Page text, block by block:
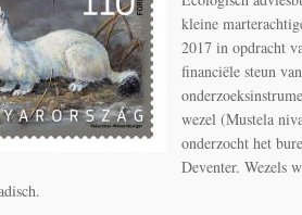
kleine
2017 in opdracht
financiële steun
wezel (Mustela
onderzocht het
Deventer. Wezels